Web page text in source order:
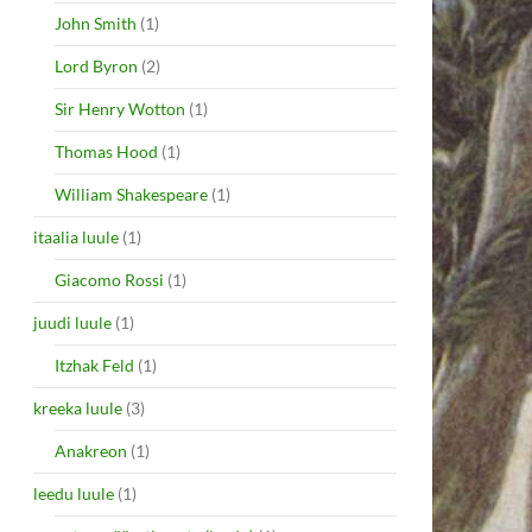
John Smith (1)
Lord Byron (2)
Sir Henry Wotton (1)
Thomas Hood (1)
William Shakespeare (1)
itaalia luule (1)
Giacomo Rossi (1)
juudi luule (1)
Itzhak Feld (1)
kreeka luule (3)
Anakreon (1)
leedu luule (1)